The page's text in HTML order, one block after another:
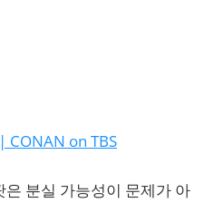
on TBS
분실 가능성이 문제가 아